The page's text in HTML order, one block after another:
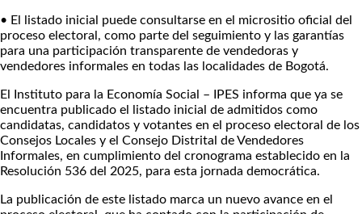
• El listado inicial puede consultarse en el micrositio oficial del
proceso electoral, como parte del seguimiento y las garantías
para una participación transparente de vendedoras y
vendedores informales en todas las localidades de Bogotá.
El Instituto para la Economía Social – IPES informa que ya se
encuentra publicado el listado inicial de admitidos como
candidatas, candidatos y votantes en el proceso electoral de los
Consejos Locales y el Consejo Distrital de Vendedores
Informales, en cumplimiento del cronograma establecido en la
Resolución 536 del 2025, para esta jornada democrática.
La publicación de este listado marca un nuevo avance en el